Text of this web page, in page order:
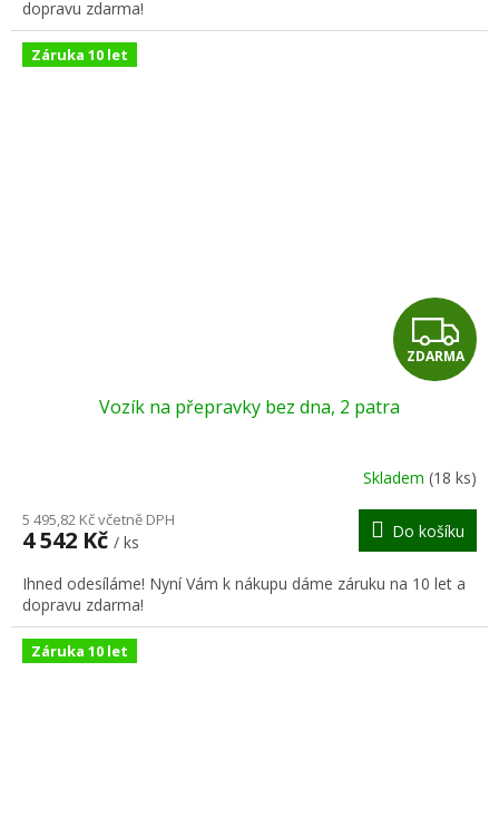
dopravu zdarma!
Záruka 10 let
Z
D
R
M
A
ZDARMA
Vozík na přepravky bez dna, 2 patra
Skladem (18 ks)
5 495,82 Kč včetně DPH
4 542 Kč / ks
Do košíku
Ihned odesíláme! Nyní Vám k nákupu dáme záruku na 10 let a
dopravu zdarma!
Záruka 10 let